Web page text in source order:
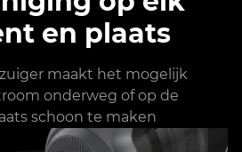
en plaats
maakt het mogelijk
onderweg of op de
schoon te maken